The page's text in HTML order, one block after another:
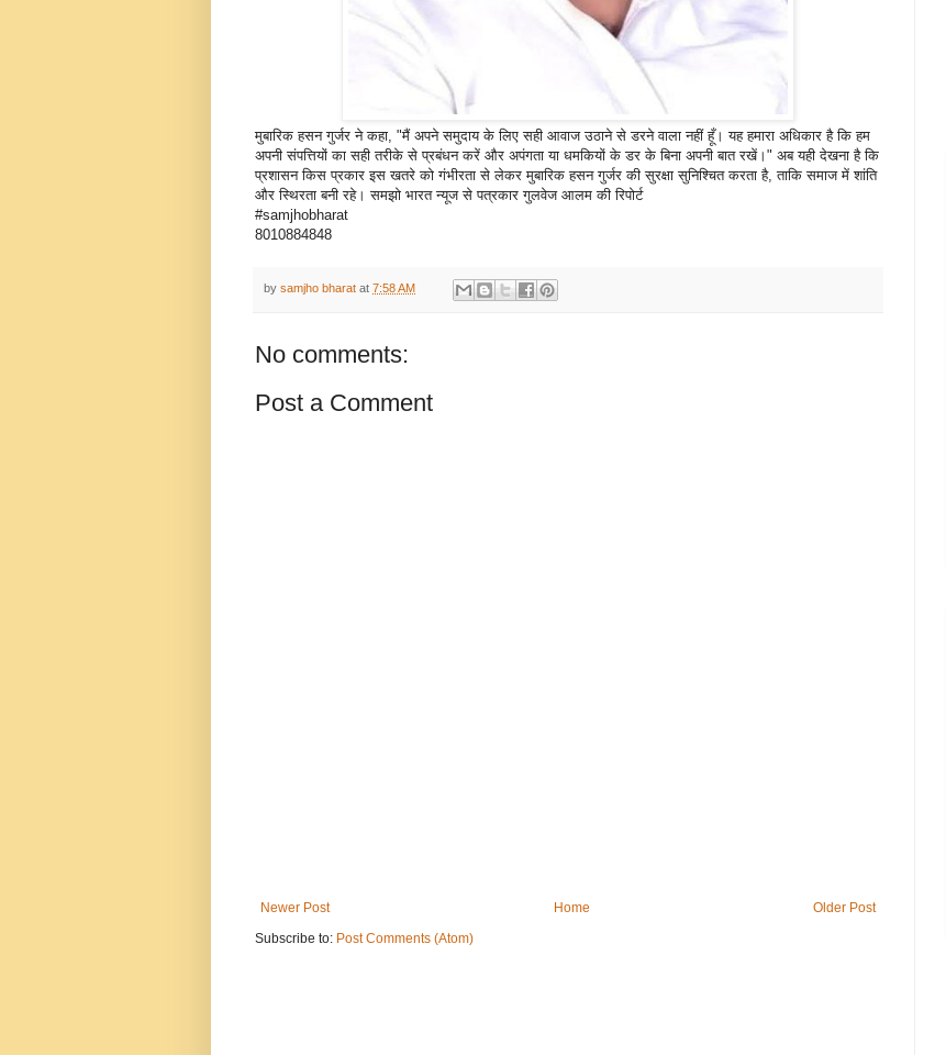
मुबारिक हसन गुर्जर ने कहा, "मैं अपने समुदाय के लिए सही आवाज उठाने से डरने वाला नहीं हूँ। यह हमारा अधिकार है कि हम
अपनी संपत्तियों का सही तरीके से प्रबंधन करें और अपंगता या धमकियों के डर के बिना अपनी बात रखें।" अब यही देखना है कि
प्रशासन किस प्रकार इस खतरे को गंभीरता से लेकर मुबारिक हसन गुर्जर की सुरक्षा सुनिश्चित करता है, ताकि समाज में शांति
और स्थिरता बनी रहे। समझो भारत न्यूज से पत्रकार गुलवेज आलम की रिपोर्ट
#samjhobharat
8010884848
by samjho bharat at 7:58 AM
No comments:
Post a Comment
Newer Post Older Post
Home
Subscribe to: Post Comments (Atom)